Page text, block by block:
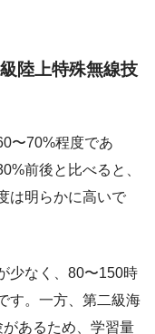
陸上特殊無線技
〜70%程度であ
前後と比べると、
は明らかに高いで
少なく、80〜150時
す。一方、第二級海
があるため、学習量